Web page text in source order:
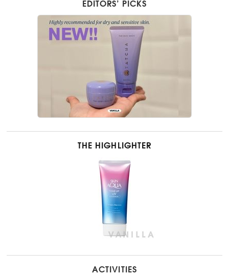
EDITORS’ PICKS
THE HIGHLIGHTER
ACTIVITIES